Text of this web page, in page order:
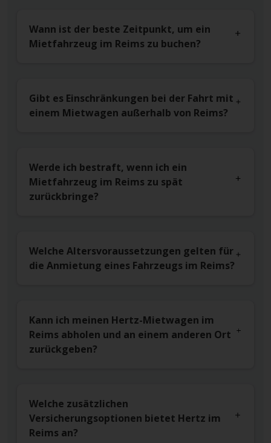
Wann ist der beste Zeitpunkt, um ein
Mietfahrzeug im Reims zu buchen?
Gibt es Einschränkungen bei der Fahrt mit
einem Mietwagen außerhalb von Reims?
Werde ich bestraft, wenn ich ein
Mietfahrzeug im Reims zu spät
zurückbringe?
Welche Altersvoraussetzungen gelten für
die Anmietung eines Fahrzeugs im Reims?
Kann ich meinen Hertz-Mietwagen im
Reims abholen und an einem anderen Ort
zurückgeben?
Welche zusätzlichen
Versicherungsoptionen bietet Hertz im
Reims an?